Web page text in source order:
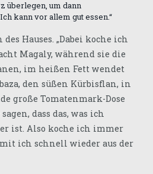
überlegen, um dann
kann vor allem gut essen.“
Hauses. „Dabei koche ich
Magaly, während sie die
im heißen Fett wendet
den süßen Kürbisflan, in
große Tomatenmark-Dose
dass das, was ich
ist. Also koche ich immer
ich schnell wieder aus der